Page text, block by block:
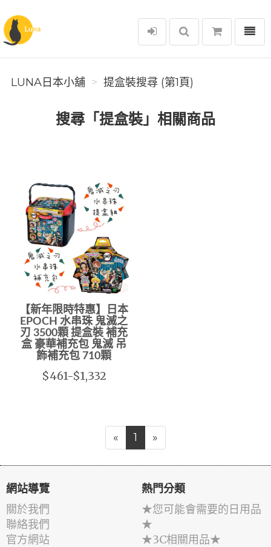
Luna日本小舖
選單
LUNA日本小舖 提盒裝搜尋 (第1頁)
搜尋「提盒裝」相關商品
【新年限時特惠】日本
EPOCH 水串珠 鬼滅之
刃 3500顆 提盒裝 補充
盒 豪華補充包 鬼滅 吊
飾補充包 710顆
$461-$1,332
« 1 »
網站導覽
關於我們
聯絡我們
官方網站
熱門分類
★您可能會需要的日用品
★
★3C相關用品★